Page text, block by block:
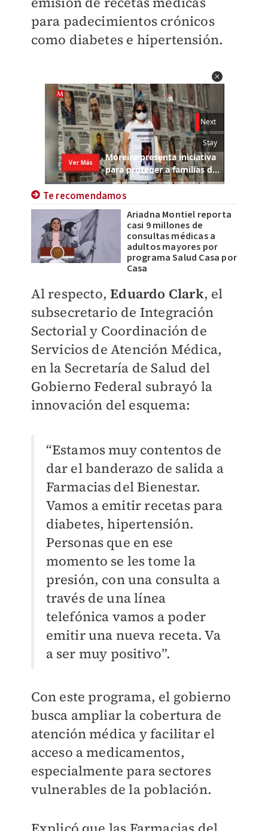
para padecimientos crónicos
como diabetes e hipertensión.
Te recomendamos
Ariadna Montiel reporta
casi 9 millones de
consultas médicas a
adultos mayores por
programa Salud Casa por
Casa
Al respecto,Eduardo Clark, el
subsecretario de Integración
Sectorial y Coordinación de
Servicios de Atención Médica,
en la Secretaría de Salud del
Gobierno Federal subrayó la
innovación del esquema:
“Estamos muy contentos de
dar el banderazo de salida a
Farmacias del Bienestar.
Vamos a emitir recetas para
diabetes, hipertensión.
Personas que en ese
momento se les tome la
presión, con una consulta a
través de una línea
telefónica vamos a poder
emitir una nueva receta. Va
a ser muy positivo”.
Con este programa, el gobierno
busca ampliar la cobertura de
atención médica y facilitar el
acceso a medicamentos,
especialmente para sectores
vulnerables de la población.